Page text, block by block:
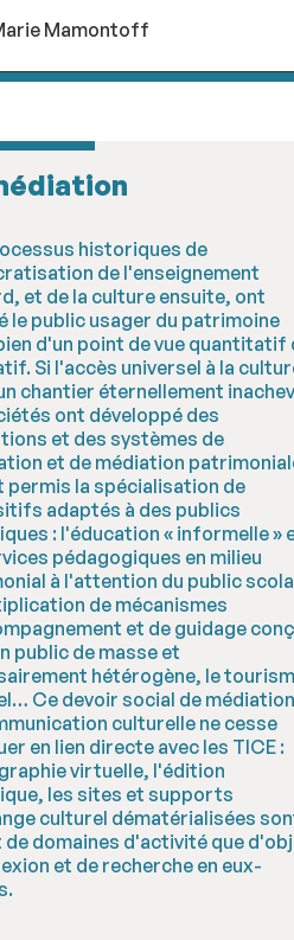
Mamontoff
historiques de
de l'enseignement
et de la culture ensuite, ont
le public usager du patrimoine
d'un point de vue quantitatif
Si l'accès universel à la
chantier éternellement
ont développé des
et des systèmes de
et de médiation
permis la spécialisation de
adaptés à des publics
: l'éducation « informelle »
pédagogiques en milieu
à l'attention du public
de mécanismes
et de guidage
public de masse et
hétérogène, le
Ce devoir social de
culturelle ne cesse
en lien directe avec les TICE :
virtuelle, l'édition
les sites et supports
culturel dématérialisées
de domaines d'activité que
et de recherche en eux-